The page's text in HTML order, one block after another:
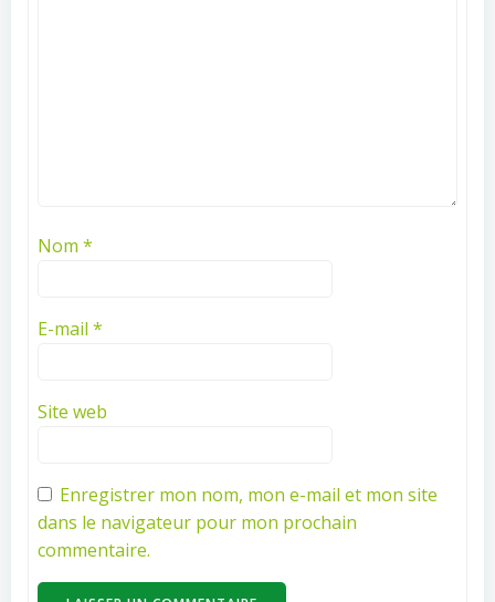
Nom *
E-mail *
Site web
Enregistrer mon nom, mon e-mail et mon site
dans le navigateur pour mon prochain
commentaire.